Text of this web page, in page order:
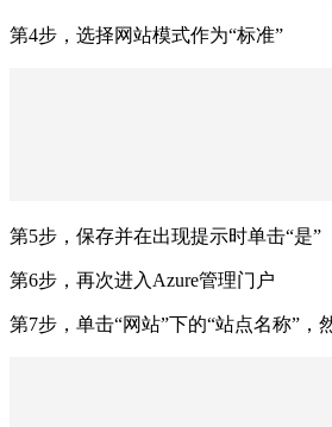
第4步，选择网站模式作为“标准”
第5步，保存并在出现提示时单击“是”
第6步，再次进入Azure管理门户
第7步，单击“网站”下的“站点名称”，